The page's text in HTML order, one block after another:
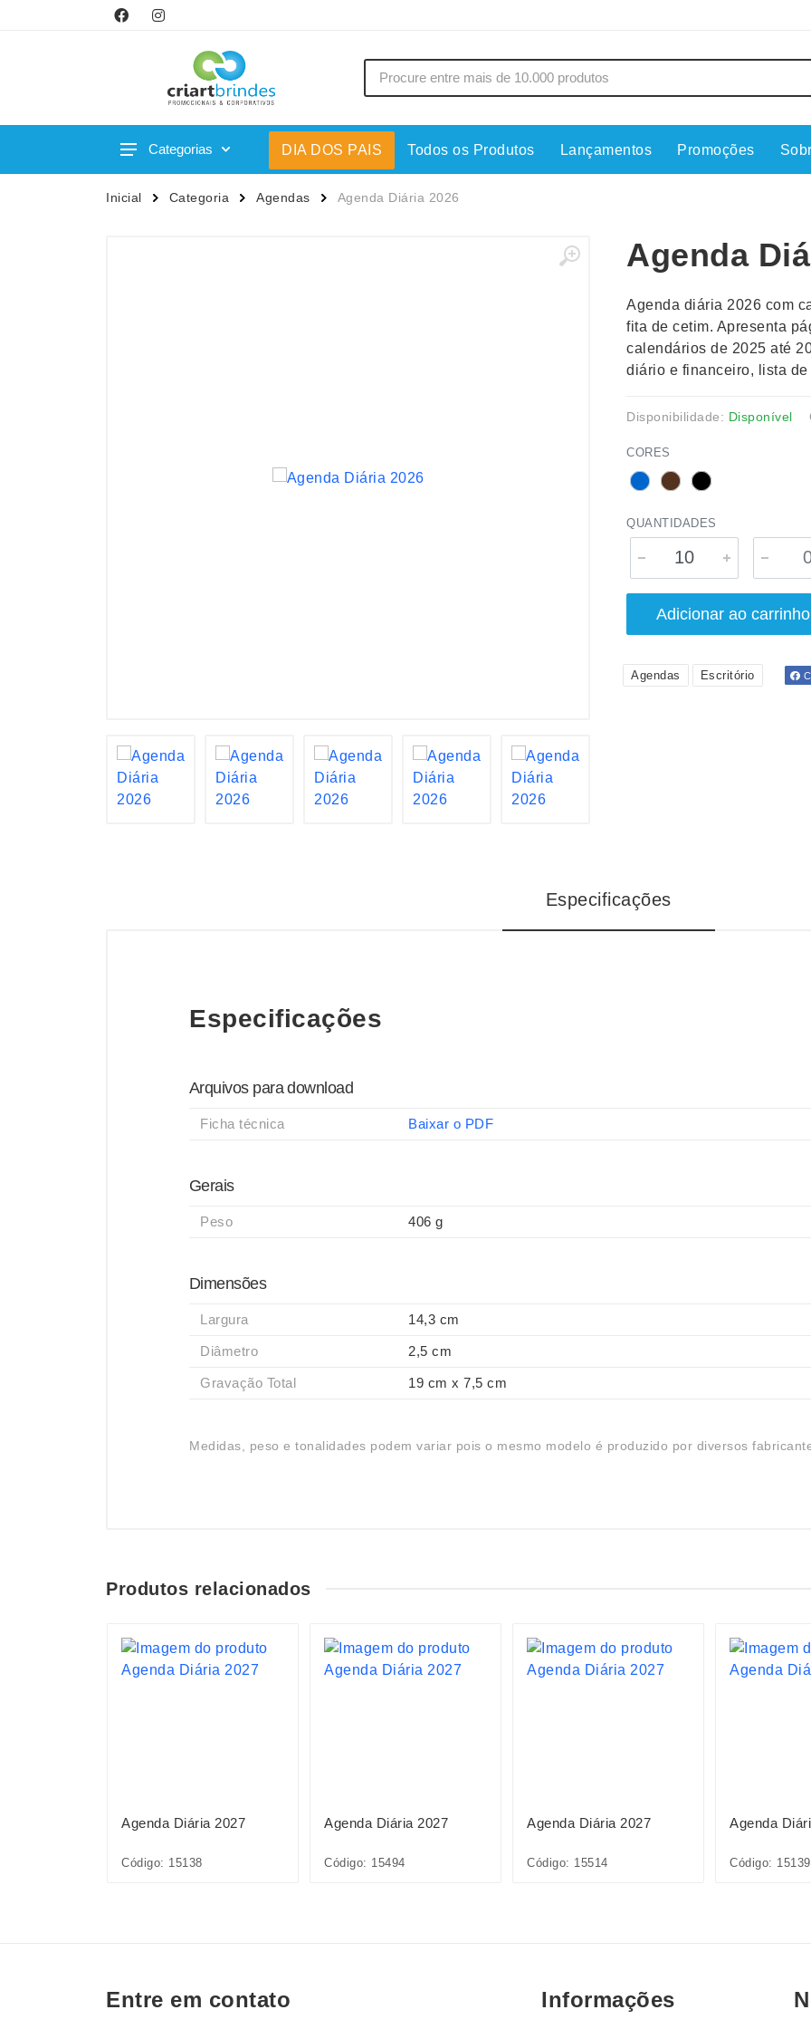
Categorias
Acessórios p/ Celular
Canecas
Cuidados Pessoais
Esporte e Jogos
Fones de
Kit
Kit Queijo
DIA DOS PAIS Todos os Produtos Lançamentos Promoções
Inicial Categoria Agendas Agenda Diária 2026
Agenda
Agenda diária 2026 com
fita de cetim. Apresenta
calendários de 2025 até
diário e financeiro, lista
Disponibilidade: Disponível
CORES
QUANTIDADES
Adicionar ao carrinho
Agendas Escritório
Especificações
Especificações
Arquivos para download
Ficha técnica Baixar o PDF
Gerais
Peso 406 g
Dimensões
Largura 14,3 cm
Diâmetro 2,5 cm
Gravação Total 19 cm x 7,5 cm
Medidas, peso e tonalidades podem variar pois o mesmo modelo é produzido por diversos
Produtos relacionados
Agenda Diária 2027
Código: 15138
Agenda Diária 2027
Código: 15494
Agenda Diária 2027
Código: 15514
Agenda
Código: 15139
Entre em contato Informações